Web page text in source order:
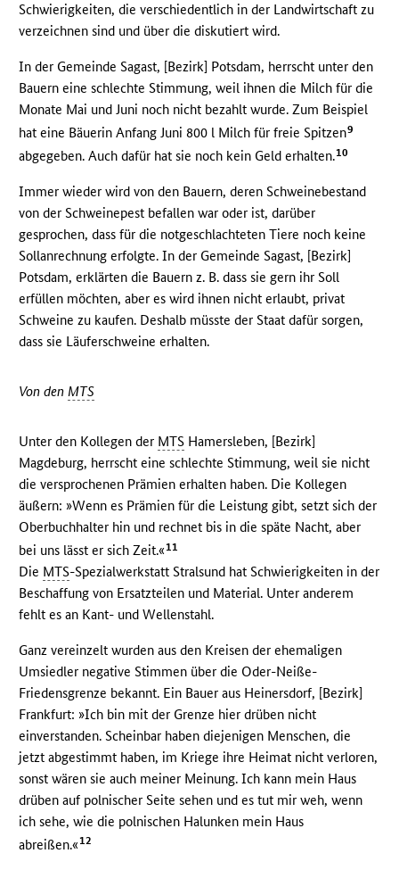
Schwierigkeiten, die verschiedentlich in der Landwirtschaft zu
verzeichnen sind und über die diskutiert wird.
In der Gemeinde Sagast, [Bezirk] Potsdam, herrscht unter den
Bauern eine schlechte Stimmung, weil ihnen die Milch für die
Monate Mai und Juni noch nicht bezahlt wurde. Zum Beispiel
hat eine Bäuerin Anfang Juni 800 l Milch für freie Spitzen9
abgegeben. Auch dafür hat sie noch kein Geld erhalten.10
Immer wieder wird von den Bauern, deren Schweinebestand
von der Schweinepest befallen war oder ist, darüber
gesprochen, dass für die notgeschlachteten Tiere noch keine
Sollanrechnung erfolgte. In der Gemeinde Sagast, [Bezirk]
Potsdam, erklärten die Bauern z. B. dass sie gern ihr Soll
erfüllen möchten, aber es wird ihnen nicht erlaubt, privat
Schweine zu kaufen. Deshalb müsste der Staat dafür sorgen,
dass sie Läuferschweine erhalten.
Von den MTS
Unter den Kollegen der MTS Hamersleben, [Bezirk]
Magdeburg, herrscht eine schlechte Stimmung, weil sie nicht
die versprochenen Prämien erhalten haben. Die Kollegen
äußern: »Wenn es Prämien für die Leistung gibt, setzt sich der
Oberbuchhalter hin und rechnet bis in die späte Nacht, aber
bei uns lässt er sich Zeit.«11
Die MTS-Spezialwerkstatt Stralsund hat Schwierigkeiten in der
Beschaffung von Ersatzteilen und Material. Unter anderem
fehlt es an Kant- und Wellenstahl.
Ganz vereinzelt wurden aus den Kreisen der ehemaligen
Umsiedler negative Stimmen über die Oder-Neiße-
Friedensgrenze bekannt. Ein Bauer aus Heinersdorf, [Bezirk]
Frankfurt: »Ich bin mit der Grenze hier drüben nicht
einverstanden. Scheinbar haben diejenigen Menschen, die
jetzt abgestimmt haben, im Kriege ihre Heimat nicht verloren,
sonst wären sie auch meiner Meinung. Ich kann mein Haus
drüben auf polnischer Seite sehen und es tut mir weh, wenn
ich sehe, wie die polnischen Halunken mein Haus
abreißen.«12